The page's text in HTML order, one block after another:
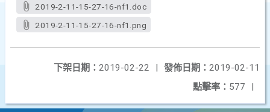
2019-2-11-15-27-16-nf1.doc
2019-2-11-15-27-16-nf1.png
發佈日期： 2019-02-11
下架日期： 2019-02-22
|
點擊率： 577 |